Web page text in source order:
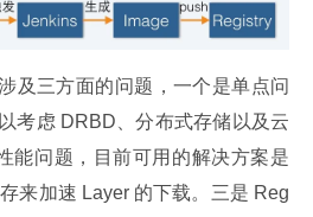
及三方面的问题，一个是单点问
考虑 DRBD、分布式存储以及云
能问题，目前可用的解决方案是
来加速 Layer 的下载。三是 Reg